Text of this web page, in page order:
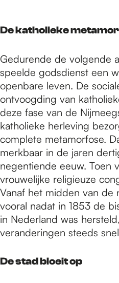
De katholieke
Gedurende de volgende
speelde godsdienst een
openbare leven. De
ontvoogding van
deze fase van de
katholieke herleving
complete metamorfose.
merkbaar in de jaren
negentiende eeuw. Toen
vrouwelijke religieuze
Vanaf het midden van de
vooral nadat in 1853 de
in Nederland was
veranderingen steeds
De stad bloeit op